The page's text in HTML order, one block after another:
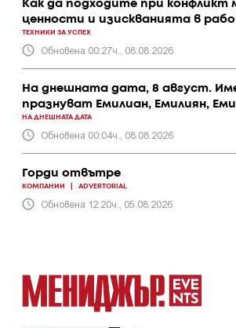
Как да подходите при
ценности и изискванията в
ТЕХНИКИ ЗА УСПЕХ
Обновена 00:27ч., 08.08.2026
На днешната дата, 8 август.
празнуват Емилиан, Емилиян,
НА ДНЕШНАТА ДАТА
Обновена 00:04ч., 08.08.2026
Горди отвътре
КОМПАНИИ ADVERTORIAL
Обновена 12:20ч., 05.08.2026